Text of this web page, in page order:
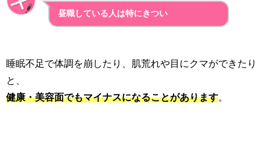
昼職している人は特にきつい
睡眠不足で体調を崩したり、肌荒れや目にクマができたり
と、
健康・美容面でもマイナスになることがあります。